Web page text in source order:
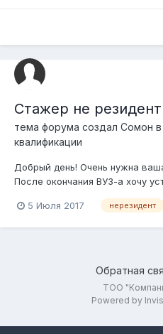
Стажер не резидент
тема форума создал Сомон в
квалификации
Добрый день! Очень нужна
После окончания ВУЗ-а хочу
меня деятельности не
5 Июля 2017 нерезидент
Обратная
ТОО
Powered by